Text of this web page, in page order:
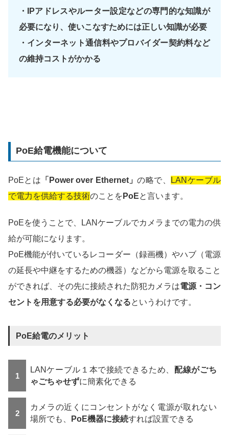
・IPアドレスやルーター設定などの専門的な知識が
必要になり、使いこなすためには正しい知識が必要
・インターネット通信料やプロバイダー契約料など
の維持コストがかかる
PoE給電機能について
PoEとは 「Power over Ethernet」 の略で、
LANケーブル
で電力を供給する技術のことを PoEと言います。
PoEを使うことで、LANケーブルでカメラまでの電力の供
給が可能になります。
PoE機能が付いているレコーダー（録画機）やハブ（電源
の延長や中継をするための機器）などから電源を取ること
ができれば、その先に接続された防犯カメラは電源・コン
セントを用意する必要がなくなるというわけです。
PoE給電のメリット
LANケーブル１本で接続できるため、 配線がごち
ゃごちゃせずに簡素化できる
カメラの近くにコンセントがなく電源が取れない
場所でも、
PoE機器に接続すれば設置できる